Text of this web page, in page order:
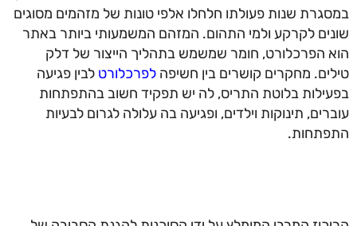
במסגרת שנות פעולתו חלחלו אלפי טונות של מזהמים מסוגים
שונים לקרקע ולמי התהום. המזהם המשמעותי ביותר באתר
הוא הפרכלורט, חומר שמשמש בתהליך הייצור של דלק
טילים. מחקרים קושרים בין חשיפה לפרכלורט לבין פגיעה
בפעילות בלוטת התריס, לה יש תפקיד חשוב בהתפתחות
עוברים, תינוקות וילדים, ופגיעה בה עלולה לגרום לבעיות
התפתחות.